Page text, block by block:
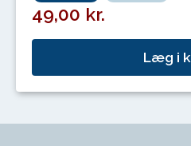
49,00 kr.
Læg i